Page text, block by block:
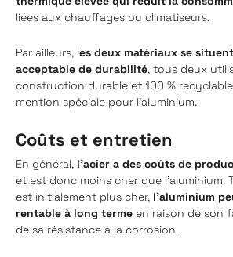
liées aux chauffages ou climatiseurs.
Par ailleurs, les deux matériaux se
acceptable de durabilité, tous deux
construction durable et 100 %
mention spéciale pour l’aluminium.
Coûts et entretien
En général, l'acier a des coûts de
et est donc moins cher que l'aluminium.
est initialement plus cher, l'aluminium
rentable à long terme en raison de son
de sa résistance à la corrosion.